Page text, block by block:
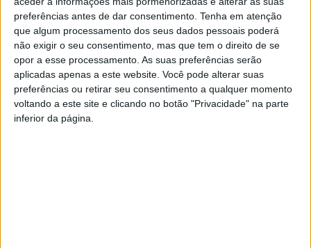
preferências antes de dar consentimento. Tenha em atenção
que algum processamento dos seus dados pessoais poderá
não exigir o seu consentimento, mas que tem o direito de se
opor a esse processamento. As suas preferências serão
aplicadas apenas a este website. Você pode alterar suas
preferências ou retirar seu consentimento a qualquer momento
voltando a este site e clicando no botão "Privacidade" na parte
inferior da página.
Esta e outras notícias para ouvir em desenvolvimento na
Estação Diária – 96.8 FM ou emwww.968.fm.
Pub